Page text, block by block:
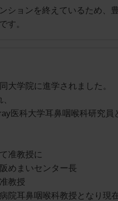
ションを終えているため、
す。
学院に進学されました。
医科大学耳鼻咽喉科研究員
准教授に
めまいセンター長
教授
耳鼻咽喉科教授となり現在